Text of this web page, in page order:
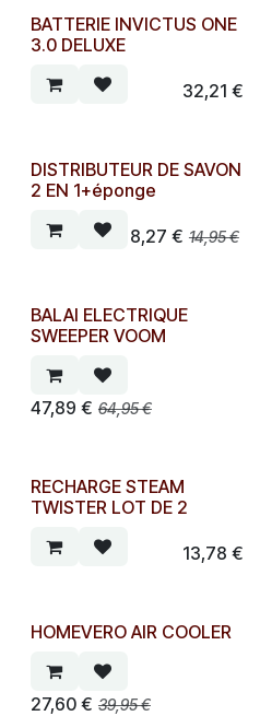
BATTERIE INVICTUS ONE
3.0 DELUXE
32,21 €
DISTRIBUTEUR DE SAVON
2 EN 1+éponge
8,27 € 14,95€
BALAI ELECTRIQUE
SWEEPER VOOM
47,89 € 64,95€
RECHARGE STEAM
TWISTER LOT DE 2
13,78 €
HOMEVERO AIR COOLER
27,60€ 39,95€